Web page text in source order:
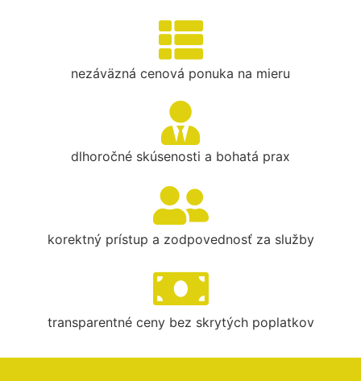
nezáväzná cenová ponuka na mieru
dlhoročné skúsenosti a bohatá prax
korektný prístup a zodpovednosť za služby
transparentné ceny bez skrytých poplatkov